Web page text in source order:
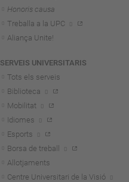
Honoris causa
Treballa a la UPC
Aliança Unite!
SERVEIS UNIVERSITARIS
Tots els serveis
Biblioteca
Mobilitat
Idiomes
Esports
Borsa de treball
Allotjaments
Centre Universitari de la Visió